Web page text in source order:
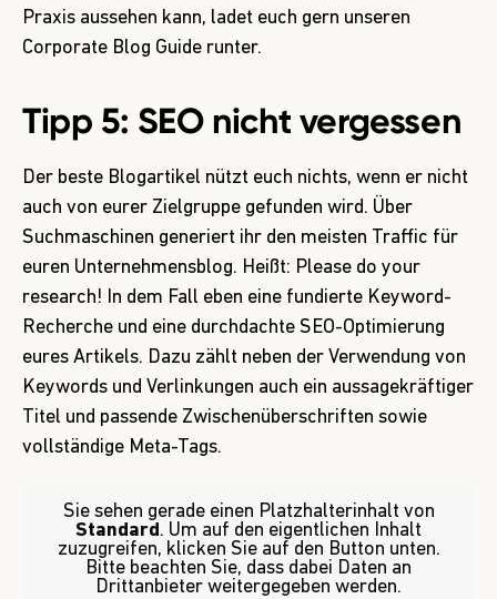
Praxis aussehen kann, ladet euch gern unseren
Corporate Blog Guide runter.
Tipp 5: SEO nicht vergessen
Der beste Blogartikel nützt euch nichts, wenn er nicht
auch von eurer Zielgruppe gefunden wird. Über
Suchmaschinen generiert ihr den meisten Traffic für
euren Unternehmensblog. Heißt: Please do your
research! In dem Fall eben eine fundierte Keyword-
Recherche und eine durchdachte SEO-Optimierung
eures Artikels. Dazu zählt neben der Verwendung von
Keywords und Verlinkungen auch ein aussagekräftiger
Titel und passende Zwischenüberschriften sowie
vollständige Meta-Tags.
Sie sehen gerade einen Platzhalterinhalt von
Standard . Um auf den eigentlichen Inhalt
zuzugreifen, klicken Sie auf den Button unten.
Bitte beachten Sie, dass dabei Daten an
Drittanbieter weitergegeben werden.